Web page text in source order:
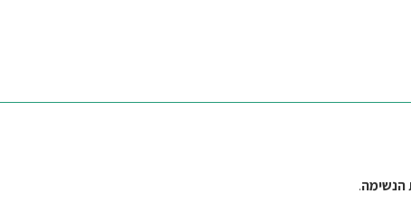
הנשימה.